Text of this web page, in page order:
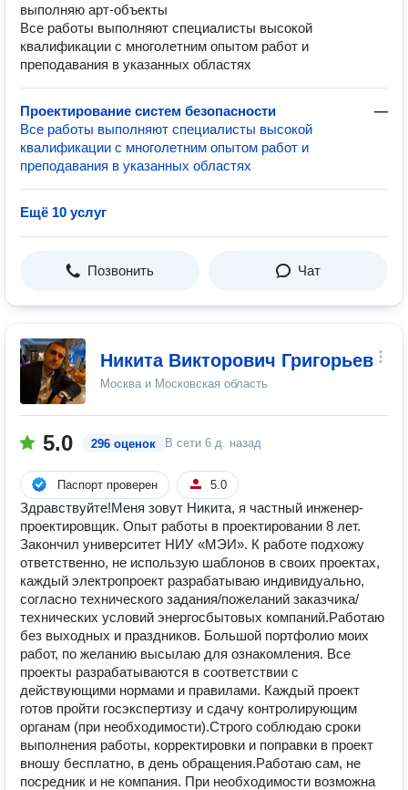
выполняю арт-объекты
Все работы выполняют специалисты высокой
квалификации с многолетним опытом работ и
преподавания в указанных областях
Проектирование систем безопасности
—
Все работы выполняют специалисты высокой
квалификации с многолетним опытом работ и
преподавания в указанных областях
Ещё 10 услуг
Позвонить Чат
Никита Викторович Григорьев
Москва и Московская область
5.0 296 оценок В сети 6 д. назад
Паспорт проверен 5.0
Здравствуйте!Меня зовут Никита, я частный инженер-
проектировщик. Опыт работы в проектировании 8 лет.
Закончил университет НИУ «МЭИ». К работе подхожу
ответственно, не использую шаблонов в своих проектах,
каждый электропроект разрабатываю индивидуально,
согласно технического задания/пожеланий заказчика/
технических условий энергосбытовых компаний.Работаю
без выходных и праздников. Большой портфолио моих
работ, по желанию высылаю для ознакомления. Все
проекты разрабатываются в соответствии с
действующими нормами и правилами. Каждый проект
готов пройти госэкспертизу и сдачу контролирующим
органам (при необходимости).Строго соблюдаю сроки
выполнения работы, корректировки и поправки в проект
вношу бесплатно, в день обращения.Работаю сам, не
посредник и не компания. При необходимости возможна